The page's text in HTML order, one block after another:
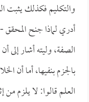
والتكليم فكذلك يثبت
أدري لماذا جنح المحقق
الصفة، وليته أشار إلى
بالجزم بنفيها، أما
العلم قالوا: لا يلزم من